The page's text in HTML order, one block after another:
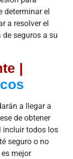
determinar el
a resolver el
seguros a su
|
a llegar a
de obtener
incluir todos los
seguro o no
mejor